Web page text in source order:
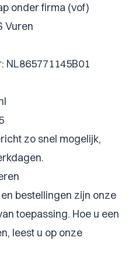
onder firma (vof)
Vuren
NL865771145B01
zo snel mogelijk,
bestellingen zijn onze
toepassing. Hoe u een
leest u op onze